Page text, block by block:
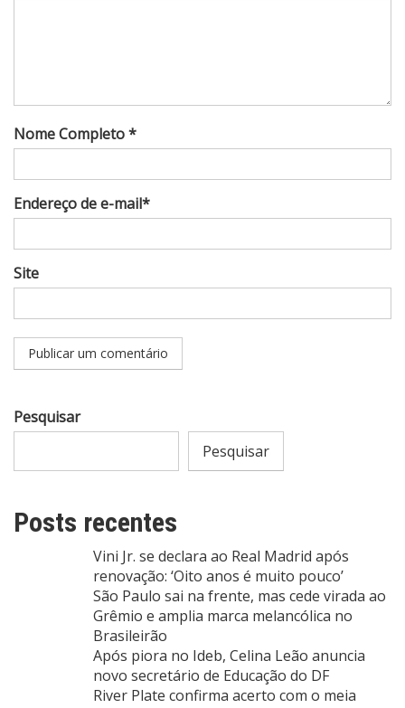
Nome Completo *
Endereço de e-mail*
Site
Pesquisar
Pesquisar
Posts recentes
Vini Jr. se declara ao Real Madrid após
renovação: ‘Oito anos é muito pouco’
São Paulo sai na frente, mas cede virada ao
Grêmio e amplia marca melancólica no
Brasileirão
Após piora no Ideb, Celina Leão anuncia
novo secretário de Educação do DF
River Plate confirma acerto com o meia